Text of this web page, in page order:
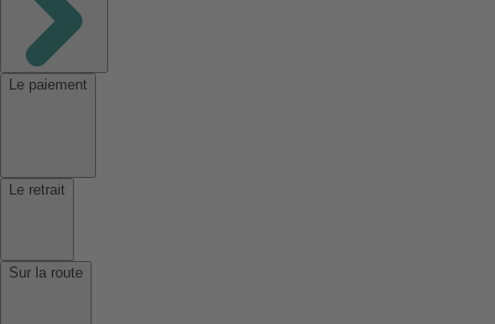
Le paiement
Le retrait
Sur la route